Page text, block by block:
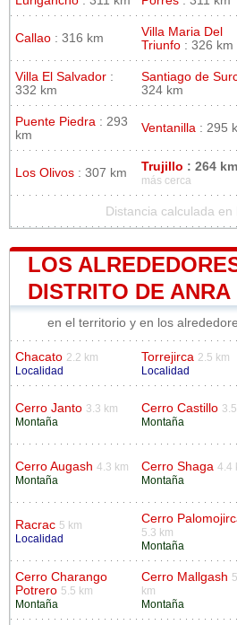
Callao : 316 km
Villa Maria Del
Triunfo : 326 km
Villa El Salvador :
332 km
Santiago de
324 km
Puente Piedra : 293
km
Ventanilla : 295
Los Olivos : 307 km Trujillo : 264 km
más cerca
Distancia calculada en
LOS
DISTRITO DE ANRA
en el territorio y en los
Chacato 2.2 km
Localidad
Torrejirca 2.5 km
Localidad
Cerro Janto 3.3 km
Montaña
Cerro Castillo
Montaña
Cerro Augash 4.3 km
Montaña
Cerro Shaga 4.4
Montaña
Racrac 5 km
Localidad
Cerro
5.3 km
Montaña
Cerro Charango
Potrero 5.5 km
Montaña
Cerro Mallgash
km
Montaña